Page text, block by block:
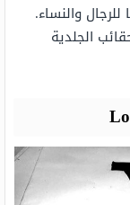
للرجال والنساء.
الجلدية